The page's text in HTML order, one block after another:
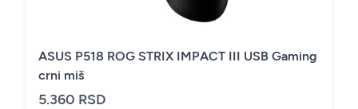
ASUS P518 ROG STRIX IMPACT III USB Gaming
crni miš
5.360 RSD